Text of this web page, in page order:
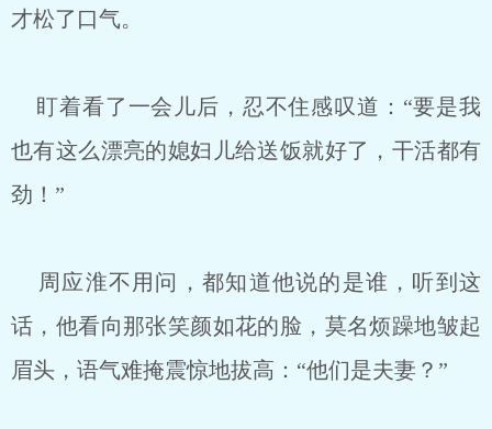
才松了口气。
盯着看了一会儿后，忍不住感叹道：“要是我
也有这么漂亮的媳妇儿给送饭就好了，干活都有
劲！”
周应淮不用问，都知道他说的是谁，听到这
话，他看向那张笑颜如花的脸，莫名烦躁地皱起
眉头，语气难掩震惊地拔高：“他们是夫妻？”